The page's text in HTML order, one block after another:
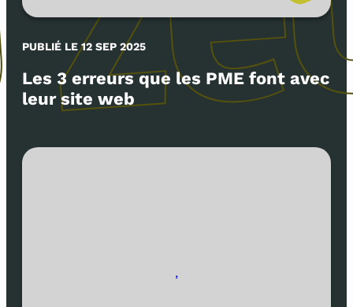
PUBLIÉ LE 12 SEP 2025
Les 3 erreurs que les PME font avec
leur site web
,